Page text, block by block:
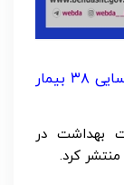
تکرار روز بدون فوتی کرونا در کشور/ شناسایی ۳۸ بیمار
بهداشت در
کرد.